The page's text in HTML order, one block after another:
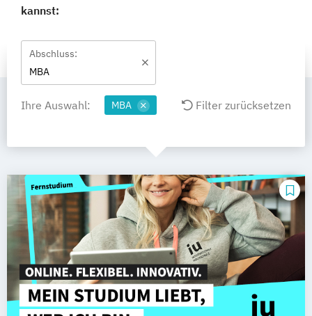
kannst:
Abschluss:
MBA
Ihre Auswahl: MBA Filter zurücksetzen